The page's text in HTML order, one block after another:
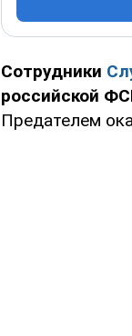
Сотрудники
российской
Предателем